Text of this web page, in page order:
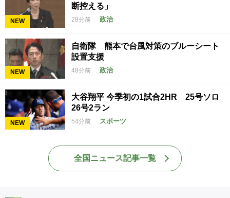
NEW
断控える」
28分前 政治
NEW
自衛隊 熊本で台風対策のブルーシート
設置支援
48分前 政治
NEW
大谷翔平 今季初の1試合2HR 25号ソロ
26号2ラン
54分前 スポーツ
全国ニュース記事一覧